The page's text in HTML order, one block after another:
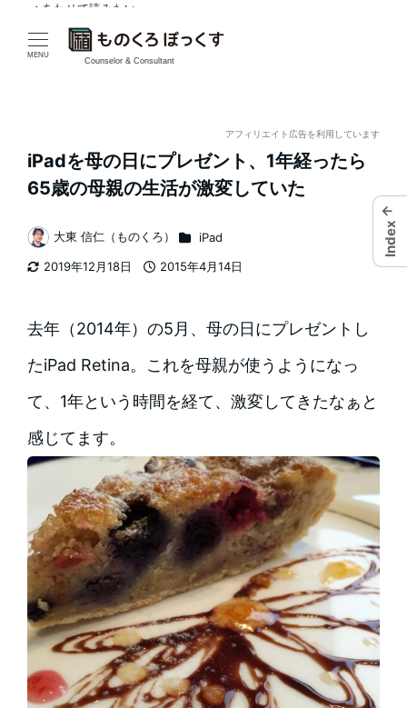
MENU
Counselor & Consultant
アフィリエイト広告を利用しています
iPadを母の日にプレゼント、1年経ったら
65歳の母親の生活が激変していた
2019年12月18日
2015年4月14日
著
者
大東 信仁（ものくろ） カテゴリー
iPad
去年（2014年）の5月、母の日にプレゼントし
たiPad Retina。これを母親が使うようになっ
て、1年という時間を経て、激変してきたなぁと
感じてます。
✓ あわせて読みたい
←
Index